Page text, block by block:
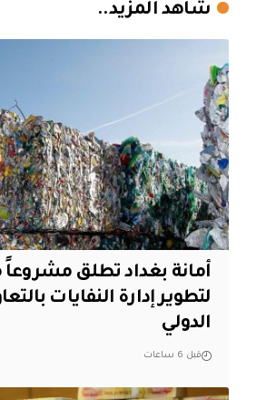
شاهد المزيد..
أمانة بغداد تطلق مشروعاً
لتطوير إدارة النفايات
الدولي
قبل 6 ساعات